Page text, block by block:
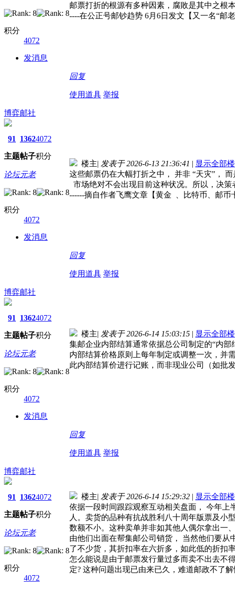
积分
4072
发消息
邮票打折的根源有多种因素，腐敗是其中之根本
----在公正号邮钞趋势 6月6日发文【又一名“邮
回复
使用道具 举报
博弈邮社
91
主题
1362
帖子
4072
积分
论坛元老
积分
4072
发消息
楼主| 发表于 2026-6-13 21:36:41 | 显示全部
这些邮票仍在大幅打折之中， 并非 “天灾”，
市场绝对不会出现目前这种状况。所以，决策
------摘自作者飞鹰文章【黄金 、比特币、邮
回复
使用道具 举报
博弈邮社
91
主题
1362
帖子
4072
积分
论坛元老
积分
4072
发消息
楼主| 发表于 2026-6-14 15:03:15 | 显示全部
集邮企业内部结算通常依据总公司制定的“内
内部结算价格原则上每年制定或调整一次，并
此内部结算价进行记账，而非现业公司（如批
回复
使用道具 举报
博弈邮社
91
主题
1362
帖子
4072
积分
论坛元老
积分
4072
楼主| 发表于 2026-6-14 15:29:32 | 显示全部
依据一段时间跟踪观察互动相关盘面， 今年上
人。卖货的品种有抗战胜利八十周年版票及小
数额不小。这种卖单并非如其他人偶尔拿出一
由他们出面在帮集邮公司销货， 当然他们要
了不少货，其折扣率在六折多，如此低的折扣
怎么能说是由于邮票发行量过多而卖不出去不
定? 这种问题出现已由来已久，难道邮政不了解